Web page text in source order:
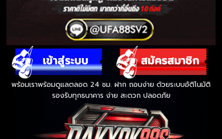
พร้อมเราพร้อมดูแลตลอด 24 ชม. ฝาก ถอนง่าย ด้วยระบบอัติโนมัติ
รองรับทุกธนาคาร ง่าย สะดวก ปลอดภัย